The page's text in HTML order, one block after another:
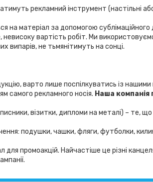
рекламний інструмент (настільні
матеріал за допомогою сублімаційного
невисоку вартість робіт. Ми
випарів, не тьмянітимуть на сонці.
варто лише поспілкуватись із
самого рекламного носія. Наша компанія
візитки, дипломи на металі) – те,
подушки, чашки, фляги, футболки,
промоакцій. Найчастіше це різні